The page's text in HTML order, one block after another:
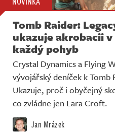
Tomb Raider:
ukazuje akrobacii
každý pohyb
Crystal Dynamics a Flying
vývojářský deníček k
Ukazuje, proč i obyčejný
co zvládne jen Lara Croft.
Jan Mrázek